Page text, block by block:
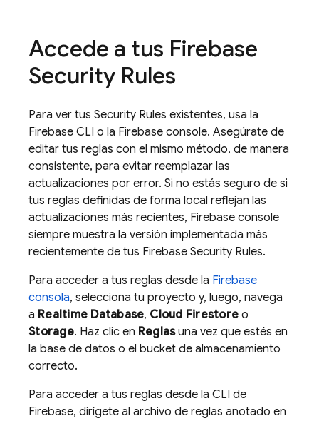
Accede a tus Firebase
Security Rules
Para ver tus Security Rules existentes, usa la
Firebase CLI o la Firebase console. Asegúrate de
editar tus reglas con el mismo método, de manera
consistente, para evitar reemplazar las
actualizaciones por error. Si no estás seguro de si
tus reglas definidas de forma local reflejan las
actualizaciones más recientes, Firebase console
siempre muestra la versión implementada más
recientemente de tus Firebase Security Rules.
Para acceder a tus reglas desde la Firebase
consola, selecciona tu proyecto y, luego, navega
a Realtime Database, Cloud Firestore o
Storage. Haz clic en Reglasuna vez que estés en
la base de datos o el bucket de almacenamiento
correcto.
Para acceder a tus reglas desde la CLI de
Firebase, dirígete al archivo de reglas anotado en